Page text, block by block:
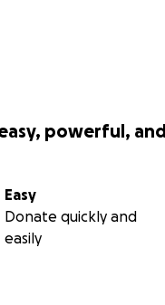
powerful,
Easy
Donate quickly and
easily